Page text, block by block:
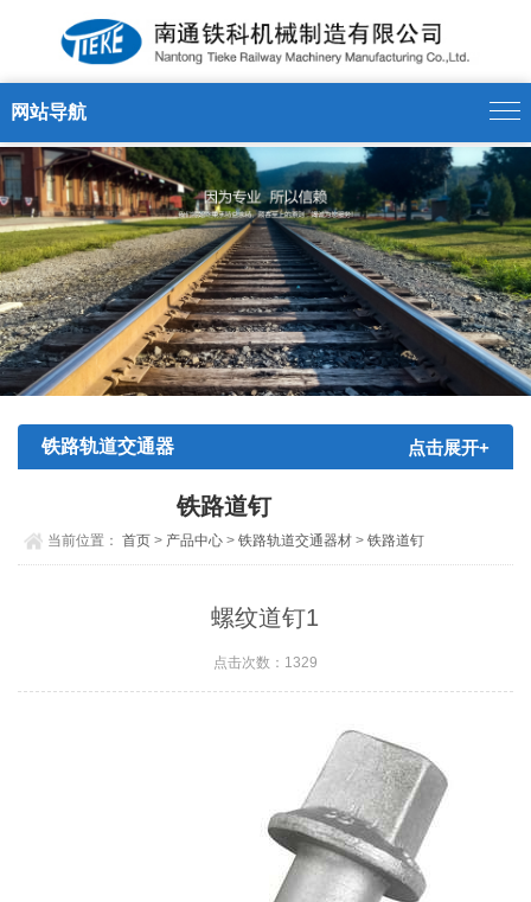
网站导航
铁路轨道交通器 点击展开+
铁路道钉
当前位置：首页 > 产品中心 >铁路轨道交通器材 >铁路道钉
螺纹道钉1
点击次数：1329